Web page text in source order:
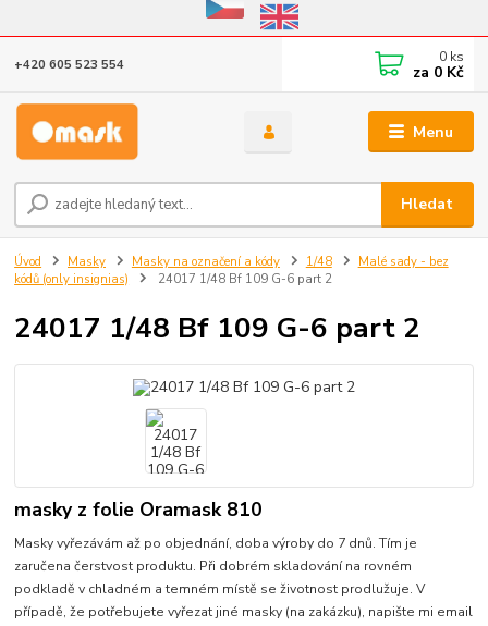
Eshop v provozu do 31.10.2026
Menu
Hledat
+420 605 523 554 0 ks
za 0 Kč
Úvod Masky Masky na označení a kódy 1/48
Malé sady - bez
kódů (only insignias)
24017 1/48 Bf 109 G-6 part 2
24017 1/48 Bf 109 G-6 part 2
masky z folie Oramask 810
Masky vyřezávám až po objednání, doba výroby do 7 dnů. Tím je
zaručena čerstvost produktu. Při dobrém skladování na rovném
podkladě v chladném a temném místě se životnost prodlužuje. V
případě, že potřebujete vyřezat jiné masky (na zakázku), napište mi email